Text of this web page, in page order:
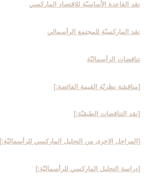
نقد القاعدة الأساسيّة للاقتصاد الماركسي
نقد الماركسيّة للمجتمع الرأسمالي
تناقضات الرأسماليّة
[مناقشة نظريّة القيمة الفائضة:]
[نقد التناقضات الطبقيّة:]
[المراحل الاخرى من التحليل الماركسي للرأسماليّة:]
[دراسة التحليل الماركسي للرأسماليّة:]